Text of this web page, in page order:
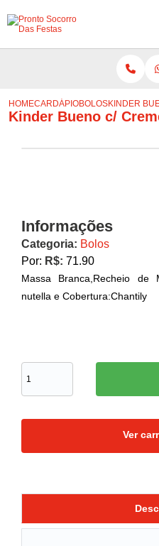
HOMECARDÁPIOBOLOSKINDER
Kinder Bueno c/
Informações
Categoria: Bolos
Por: R$: 71.90
Massa Branca,Recheio de
nutella e Cobertura:Chantily
Ver